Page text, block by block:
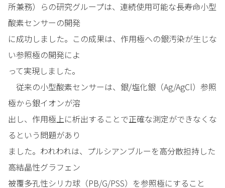
所兼務）らの研究グループは、連続使用可能な長寿命小型
酸素センサーの開発
に成功しました。この成果は、作用極への銀汚染が生じな
い参照極の開発によ
って実現しました。
従来の小型酸素センサーは、銀/塩化銀（Ag/AgCl）参照
極から銀イオンが溶
出し、作用極上に析出することで正確な測定ができなくな
るという問題があり
ました。われわれは、プルシアンブルーを高分散担持した
高結晶性グラフェン
被覆多孔性シリカ球（PB/G/PSS）を参照極にすること